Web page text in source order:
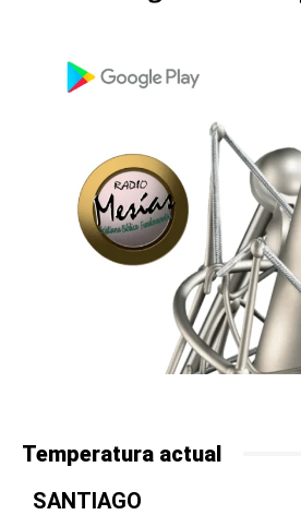
Temperatura actual
SANTIAGO